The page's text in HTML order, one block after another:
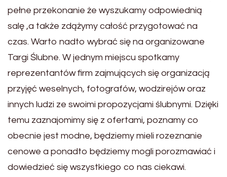
pełne przekonanie że wyszukamy odpowiednią
salę ,a także zdążymy całość przygotować na
czas. Warto nadto wybrać się na organizowane
Targi Ślubne. W jednym miejscu spotkamy
reprezentantów firm zajmujących się organizacją
przyjęć weselnych, fotografów, wodzirejów oraz
innych ludzi ze swoimi propozycjami ślubnymi. Dzięki
temu zaznajomimy się z ofertami, poznamy co
obecnie jest modne, będziemy mieli rozeznanie
cenowe a ponadto będziemy mogli porozmawiać i
dowiedzieć się wszystkiego co nas ciekawi.